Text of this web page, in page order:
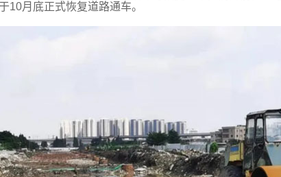
10月底正式恢复道路通车。